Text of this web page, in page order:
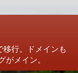
移行。ドメインも
がメイン。